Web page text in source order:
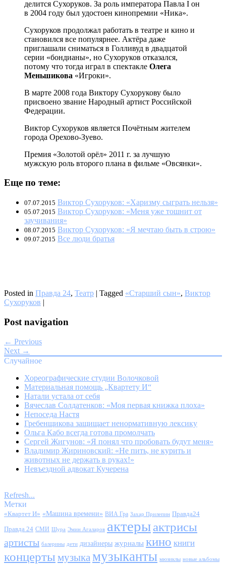
делится Сухоруков. За роль императора Павла I он
в 2004 году был удостоен кинопремии «Ника».
Сухоруков продолжал работать в театре и кино и
становился все популярнее. Актёра даже
приглашали сниматься в Голливуд в двадцатой
серии «бондианы», но Сухоруков отказался,
потому что тогда играл в спектакле Олега
Меньшикова «Игроки».
В марте 2008 года Виктору Сухорукову было
присвоено звание Народный артист Российской
Федерации.
Виктор Сухоруков является Почётным жителем
города Орехово-Зуево.
Премия «Золотой орёл» 2011 г. за лучшую
мужскую роль второго плана в фильме «Овсянки».
Еще по теме:
07.07.2015 Виктор Сухоруков: «Харизму сыграть нельзя»
05.07.2015 Виктор Сухоруков: «Меня уже тошнит от
заучивания»
08.07.2015 Виктор Сухоруков: «Я мечтаю быть в строю»
09.07.2015 Все люди братья
Posted in Правда 24, Театр | Tagged «Старший сын», Виктор
Сухоруков |
Post navigation
← Previous
Next →
Случайное
Хореографические студии Волочковой
Материальная помощь „Квартету И“
Натали устала от себя
Вячеслав Солдатенков: «Моя первая книжка плоха»
Непоседа Настя
Гребенщикова защищает ненормативную лексику
Ольга Кабо всегда готова промолчать
Сергей Жигунов: «Я понял что пробовать будут меня»
Владимир Жириновский: «Не пить, не курить и
животных не держать в руках!»
Невъездной адвокат Кучерена
Refresh...
Метки
«Квартет И» «Машина времени» ВИА Гра Захар Прилепин Правда24
Правда 24 СМИ Шура Эмин Агаларов актерыактрисы
артисты балерины дети дизайнеры журналы кино книги
концерты музыка музыканты мюзиклы новые альбомы